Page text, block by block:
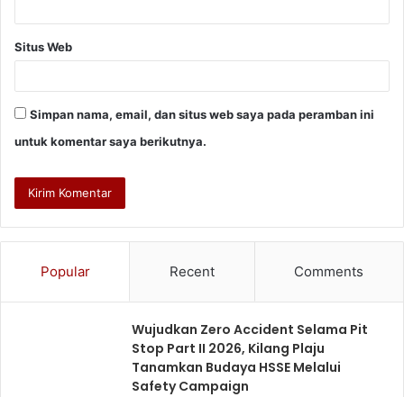
Situs Web
Simpan nama, email, dan situs web saya pada peramban ini
untuk komentar saya berikutnya.
Popular Recent Comments
Wujudkan Zero Accident Selama Pit
Stop Part II 2026, Kilang Plaju
Tanamkan Budaya HSSE Melalui
Safety Campaign